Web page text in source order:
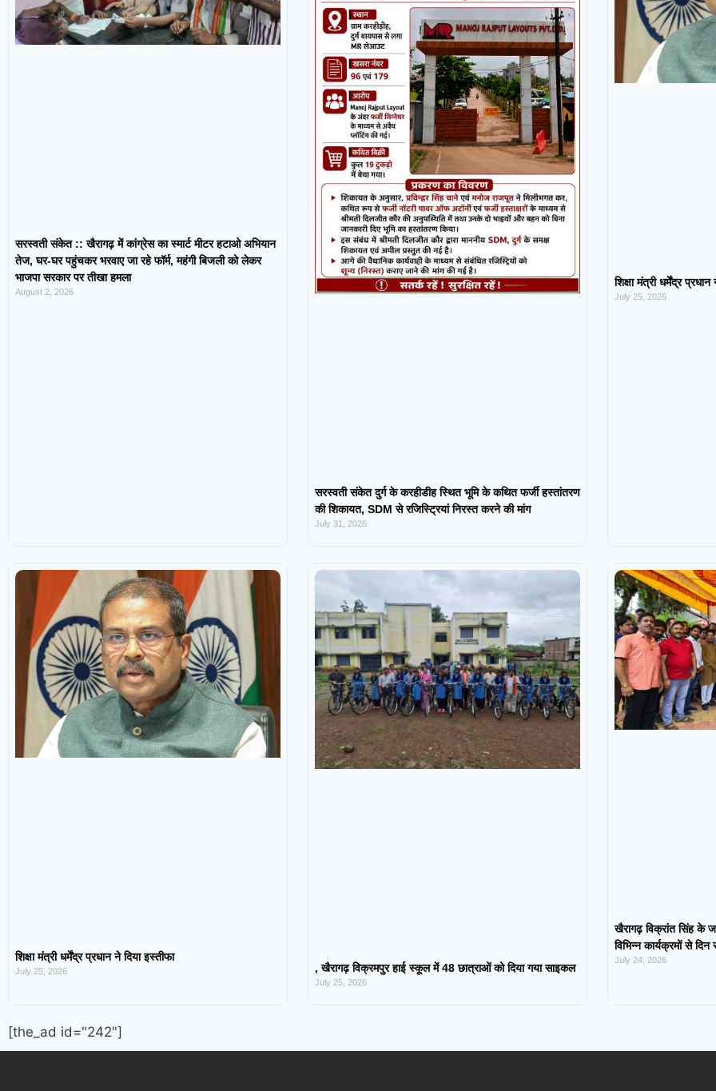
सरस्वती संकेत :: खैरागढ़ में कांग्रेस का स्मार्ट मीटर हटाओ अभियान
तेज, घर-घर पहुंचकर भरवाए जा रहे फॉर्म, महंगी बिजली को लेकर
भाजपा सरकार पर तीखा हमला
August 2, 2026
सरस्वती संकेत दुर्ग के करहीडीह स्थित भूमि के कथित फर्जी हस्तांतरण
की शिकायत, SDM से रजिस्ट्रियां निरस्त करने की मांग
July 31, 2026
शिक्षा मंत्री धर्मेंद्र
July 25, 2026
शिक्षा मंत्री धर्मेंद्र प्रधान ने दिया इस्तीफा
July 25, 2026 , खैरागढ़ विक्रमपुर हाई स्कूल में 48 छात्राओं को दिया गया साइकल
July 25, 2026
खैरागढ़ विक्रांत सिंह के
विभिन्न कार्यक्रमों से दिन
July 24, 2026
[the_ad id="242"]